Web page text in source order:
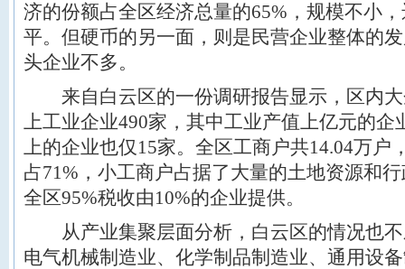
济的份额占全区经济总量的65%，规模不小
平。但硬币的另一面，则是民营企业整体的
头企业不多。
来自白云区的一份调研报告显示，区内大
上工业企业490家，其中工业产值上亿元的企
上的企业也仅15家。全区工商户共14.04万户
占71%，小工商户占据了大量的土地资源和
全区95%税收由10%的企业提供。
从产业集聚层面分析，白云区的情况也不
电气机械制造业、化学制品制造业、通用设